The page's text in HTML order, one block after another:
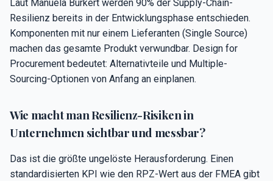
Laut Manuela Burkert werden 90% der Supply-Chain-
Resilienz bereits in der Entwicklungsphase entschieden.
Komponenten mit nur einem Lieferanten (Single Source)
machen das gesamte Produkt verwundbar. Design for
Procurement bedeutet: Alternativteile und Multiple-
Sourcing-Optionen von Anfang an einplanen.
Wie macht man Resilienz-Risiken in
Unternehmen sichtbar und messbar?
Das ist die größte ungelöste Herausforderung. Einen
standardisierten KPI wie den RPZ-Wert aus der FMEA gibt